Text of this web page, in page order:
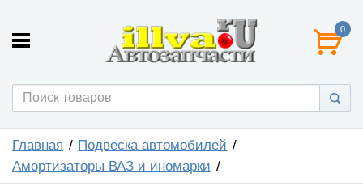
0
Главная
Подвеска автомобилей
Амортизаторы ВАЗ и иномарки